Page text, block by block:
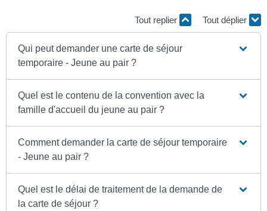
Tout replier Tout déplier
Qui peut demander une carte de séjour
temporaire - Jeune au pair ?
Quel est le contenu de la convention avec la
famille d'accueil du jeune au pair ?
Comment demander la carte de séjour temporaire
- Jeune au pair ?
Quel est le délai de traitement de la demande de
la carte de séjour ?